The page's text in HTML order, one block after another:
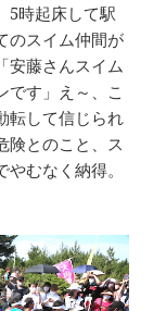
5時起床して駅
のスイム仲間が
安藤さんスイム
です」え～、こ
転して信じられ
険とのこと、ス
むなく納得。